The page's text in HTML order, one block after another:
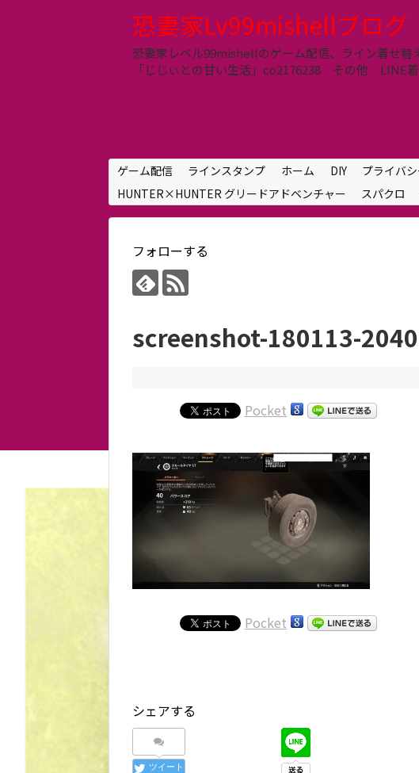
恐妻家Lv99mishellブログ
恐妻家レベル99mishellのゲーム配信、ライン着せ
「じじぃとの甘い生活」co2176238 その他
ゲーム配信 ラインスタンプ ホーム DIY プライバ
HUNTER×HUNTER グリードアドベンチャー
スパクロ
フォローする
screenshot-180113-
Pocket
Pocket
シェアする
ツイート